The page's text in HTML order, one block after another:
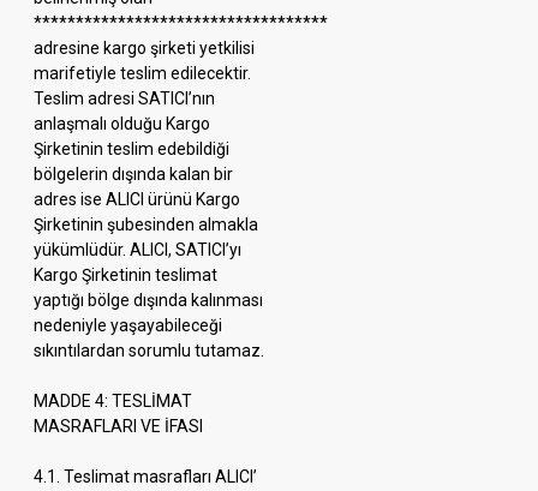
***********************************
adresine kargo şirketi yetkilisi
marifetiyle teslim edilecektir.
Teslim adresi SATICI’nın
anlaşmalı olduğu Kargo
Şirketinin teslim edebildiği
bölgelerin dışında kalan bir
adres ise ALICI ürünü Kargo
Şirketinin şubesinden almakla
yükümlüdür. ALICI, SATICI’yı
Kargo Şirketinin teslimat
yaptığı bölge dışında kalınması
nedeniyle yaşayabileceği
sıkıntılardan sorumlu tutamaz.
MADDE 4: TESLİMAT
MASRAFLARI VE İFASI
4.1. Teslimat masrafları ALICI’